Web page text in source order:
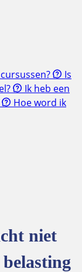
Is
Ik heb een
Hoe word ik
niet